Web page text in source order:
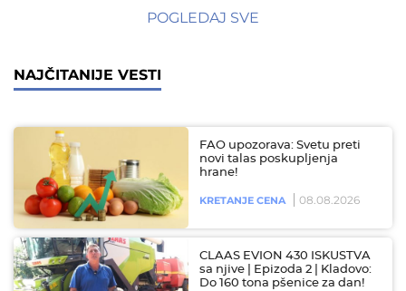
POGLEDAJ SVE
NAJČITANIJE VESTI
FAO upozorava: Svetu preti
novi talas poskupljenja
hrane!
KRETANJE CENA 08.08.2026
CLAAS EVION 430 ISKUSTVA
sa njive | Epizoda 2 | Kladovo:
Do 160 tona pšenice za dan!